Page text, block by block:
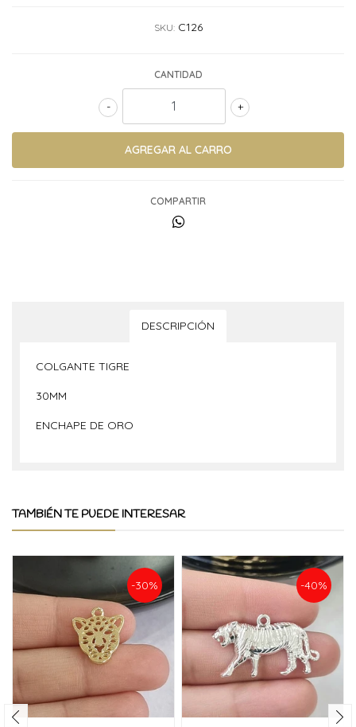
SKU: C126
CANTIDAD
+
-
COMPARTIR
DESCRIPCIÓN
COLGANTE TIGRE
30MM
ENCHAPE DE ORO
TAMBIÉN TE PUEDE INTERESAR
-30% -40%